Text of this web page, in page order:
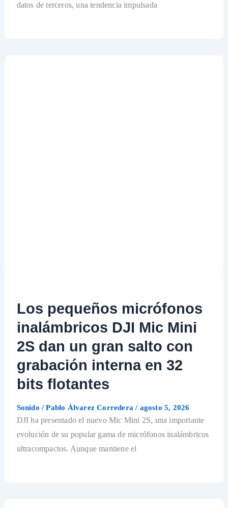
datos de terceros, una tendencia impulsada
Los pequeños micrófonos
inalámbricos DJI Mic Mini
2S dan un gran salto con
grabación interna en 32
bits flotantes
Sonido /Pablo Álvarez Corredera/ agosto 5, 2026
DJI ha presentado el nuevo Mic Mini 2S, una importante
evolución de su popular gama de micrófonos inalámbricos
ultracompactos. Aunque mantiene el